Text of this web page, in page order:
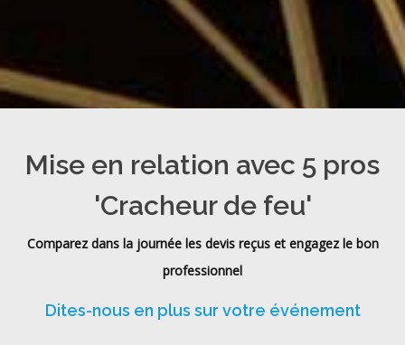
Mise en relation avec 5 pros
'Cracheur de feu'
Comparez dans la journée les devis reçus et engagez le bon
professionnel
Dites-nous en plus sur votre événement